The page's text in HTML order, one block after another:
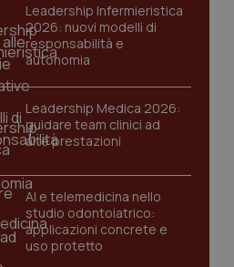
Leadership Infermieristica
2026: nuovi modelli di
responsabilità e
autonomia
Leadership Medica 2026:
guidare team clinici ad
alte prestazioni
AI e telemedicina nello
studio odontoiatrico:
applicazioni concrete e
uso protetto